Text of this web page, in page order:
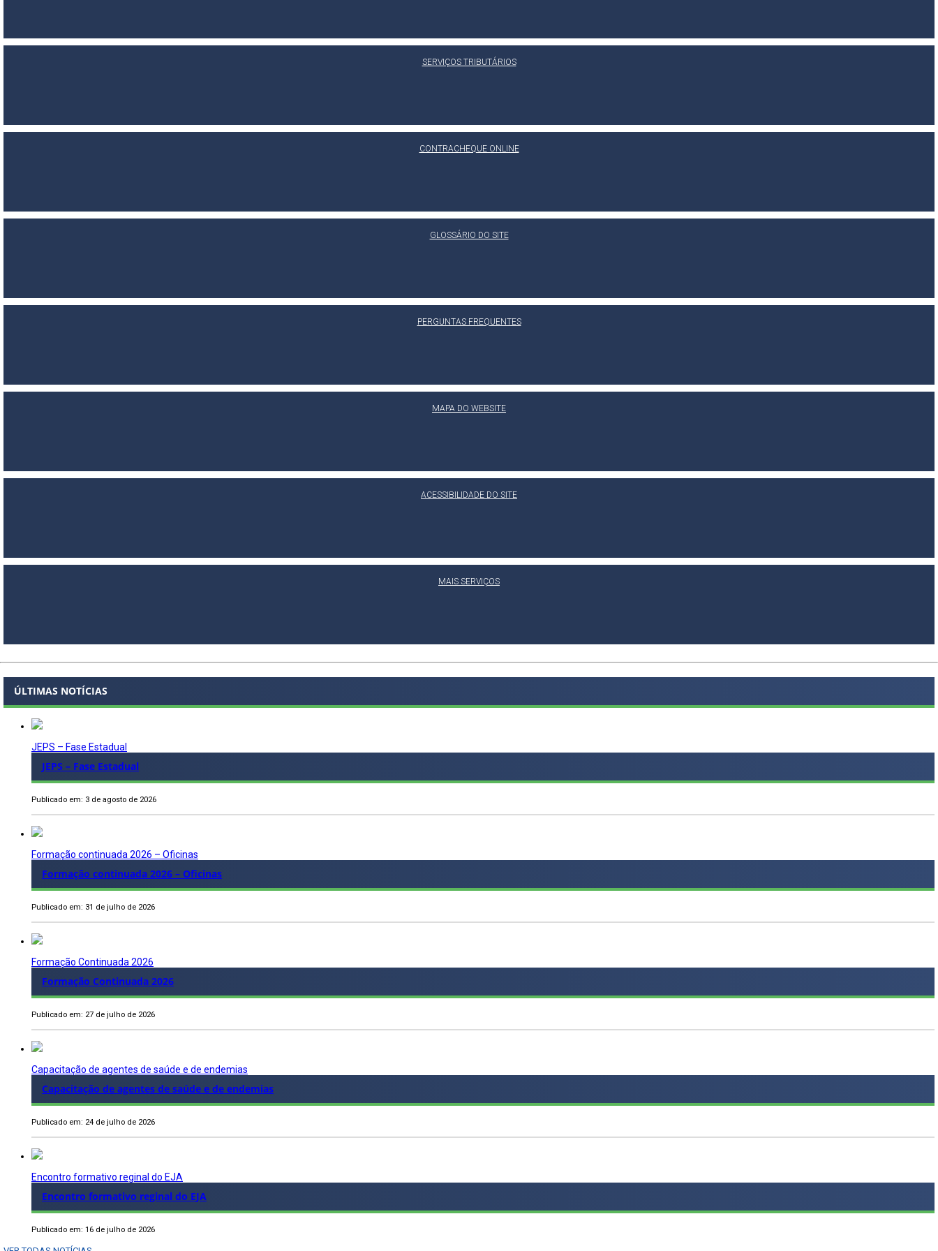
SERVIÇOS TRIBUTÁRIOS
CONTRACHEQUE ONLINE
GLOSSÁRIO DO SITE
PERGUNTAS FREQUENTES
MAPA DO WEBSITE
ACESSIBILIDADE DO SITE
MAIS SERVIÇOS
ÚLTIMAS NOTÍCIAS
JEPS – Fase Estadual
JEPS – Fase Estadual
Publicado em: 3 de agosto de 2026
Formação continuada 2026 – Oficinas
Formação continuada 2026 – Oficinas
Publicado em: 31 de julho de 2026
Formação Continuada 2026
Formação Continuada 2026
Publicado em: 27 de julho de 2026
Capacitação de agentes de saúde e de endemias
Capacitação de agentes de saúde e de endemias
Publicado em: 24 de julho de 2026
Encontro formativo reginal do EJA
Encontro formativo reginal do EJA
Publicado em: 16 de julho de 2026